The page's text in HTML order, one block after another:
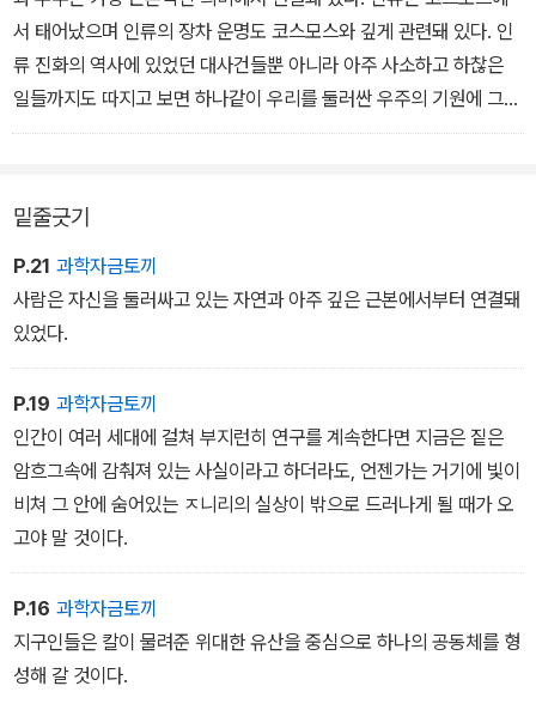
표지 제공 ⓒ (주)사이언스북스
서 태어났으며 인류의 장차 운명도 코스모스와 깊게 관련돼 있다. 인
류 진화의 역사에 있었던 대사건들뿐 아니라 아주 사소하고 하찮은
일들까지도 따지고 보면 하나같이 우리를 둘러싼 우주의 기원에 그
뿌리가 닿아 있다. 독자들은 이 책에서 우주적 관점에서 본 인간의 본
밑줄긋기
P.21 과학자금토끼
사람은 자신을 둘러싸고 있는 자연과 아주 깊은 근본에서부터 연결돼
있었다.
P.19 과학자금토끼
인간이 여러 세대에 걸쳐 부지런히 연구를 계속한다면 지금은 짙은
암흐그속에 감춰져 있는 사실이라고 하더라도, 언젠가는 거기에 빛이
비쳐 그 안에 숨어있는 ㅈ니리의 실상이 밖으로 드러나게 될 때가 오
고야 말 것이다.
P.16 과학자금토끼
지구인들은 칼이 물려준 위대한 유산을 중심으로 하나의 공동체를 형
성해 갈 것이다.